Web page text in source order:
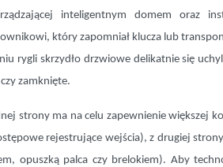
inteligentnym domem oraz
który zapomniał klucza lub
rygli skrzydło drzwiowe delikatnie się
zamknięte.
strony ma na celu zapewnienie większej
rejestrujące wejścia), z drugiej
opuszką palca czy brelokiem). Aby